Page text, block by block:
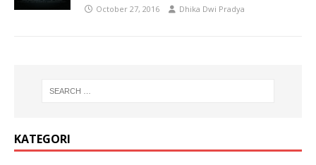
October 27, 2016 Dhika Dwi Pradya
KATEGORI